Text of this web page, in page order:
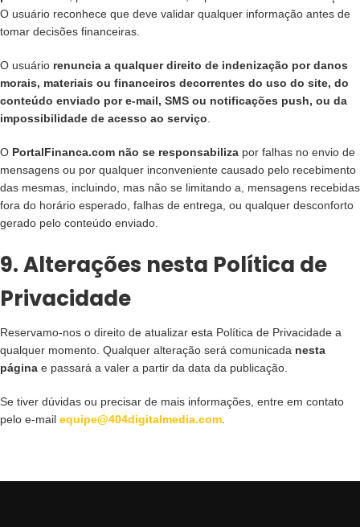
O usuário reconhece que deve validar qualquer informação antes de
tomar decisões financeiras.
O usuário renuncia a qualquer direito de indenização por danos
morais, materiais ou financeiros decorrentes do uso do site, do
conteúdo enviado por e-mail, SMS ou notificações push, ou da
impossibilidade de acesso ao serviço
O PortalFinanca.com não se responsabiliza por falhas no envio de
mensagens ou por qualquer inconveniente causado pelo recebimento
das mesmas, incluindo, mas não se limitando a, mensagens recebidas
fora do horário esperado, falhas de entrega, ou qualquer desconforto
gerado pelo conteúdo enviado.
9. Alterações nesta Política de
Privacidade
Reservamo-nos o direito de atualizar esta Política de Privacidade a
qualquer momento. Qualquer alteração será comunicada nesta
página e passará a valer a partir da data da publicação.
Se tiver dúvidas ou precisar de mais informações, entre em contato
pelo e-mail equipe@404digitalmedia.com